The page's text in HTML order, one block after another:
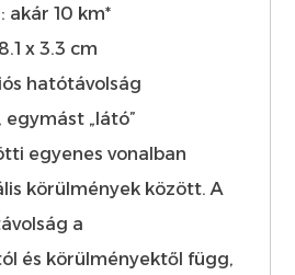
akár 10 km*
x 3.3 cm
hatótávolság
„látó”
egyenes vonalban
körülmények között. A
a
és körülményektől függ,